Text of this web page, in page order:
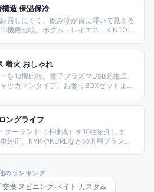
造 保温保冷
露しにくく、飲み物が宙に浮いて見える
機種比較。ボダム・レイエス・KINTO・
年版。
着火 おしゃれ
を10機比較。電子プラズマUSB充電式、
ッカマンタイプ、お参りBOXセットまで
ングライフ
クーラント（不凍液）を10種紹介しま
純正、KYKやKUREなどの汎用ブラン
のランキング
交換 スピニング ベイト カスタム